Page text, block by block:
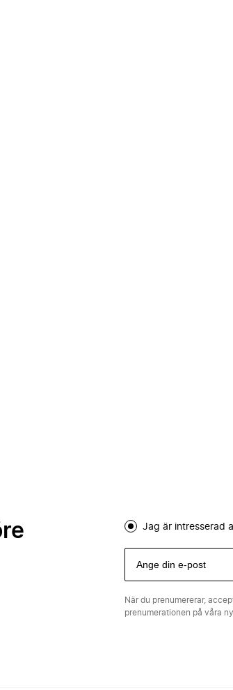
Jag är intresserad
När du prenumererar,
prenumerationen på våra